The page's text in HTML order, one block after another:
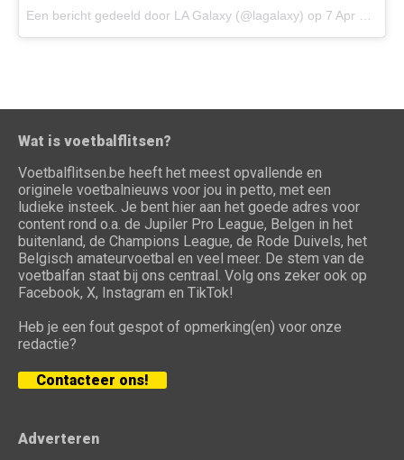
Een bericht gedeeld door LA Galaxy (@lagalaxy) op 7 Apr 2017 om 7:44 PDT
Wat is voetbalflitsen?
Voetbalflitsen.be heeft het meest opvallende en
originele voetbalnieuws voor jou in petto, met een
ludieke insteek. Je bent hier aan het goede adres voor
content rond o.a. de Jupiler Pro League, Belgen in het
buitenland, de Champions League, de Rode Duivels, het
Belgisch amateurvoetbal en veel meer. De stem van de
voetbalfan staat bij ons centraal. Volg ons zeker ook op
Facebook, X, Instagram en TikTok!
Heb je een fout gespot of opmerking(en) voor onze
redactie?
Contacteer ons!
Adverteren